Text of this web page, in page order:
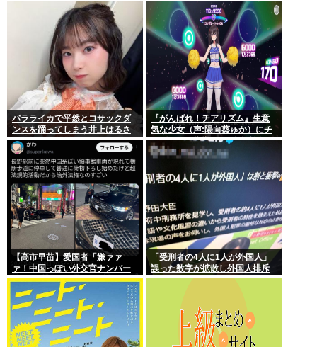
影！！【GIF動画あり】
は不安で朝4時まで泣いてた」
バラライカで平然とコサックダ
ンスを踊ってしまう井上はるさ
んw
『がんばれ！チアリズム』生意
気な少女（声:陽向葵ゅか）にチ
アダンスを指導する”全年齢向
け”フィットネスリズムアクショ
【高市早苗】愛国者「嫌ァァ
ァ！中国っぽい外交官ナンバー
の車が日本のルール破ってるぅ
ぅぅ！」オーストラリア領事館
の車でした
「受刑者の4人に1人が外国人」
誤った数字が拡散し外国人排斥
に… “国際対策室”のある府中刑